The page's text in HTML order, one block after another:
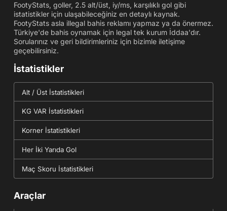
FootyStats, goller, 2.5 alt/üst, iy/ms, karşılıklı gol gibi
istatistikler için ulaşabileceğiniz en detaylı kaynak.
FootyStats asla illegal bahis reklamı yapmaz ya da önermez.
Türkiye'de bahis oynamak için legal tek kurum İddaa'dır.
Sorularınız ve geri bildirimleriniz için bizimle iletişime
geçebilirsiniz.
İstatistikler
Alt / Üst İstatistikleri
KG VAR İstatistikleri
Korner İstatistikleri
Her İki Yarıda Gol
Maç Skoru İstatistikleri
Araçlar